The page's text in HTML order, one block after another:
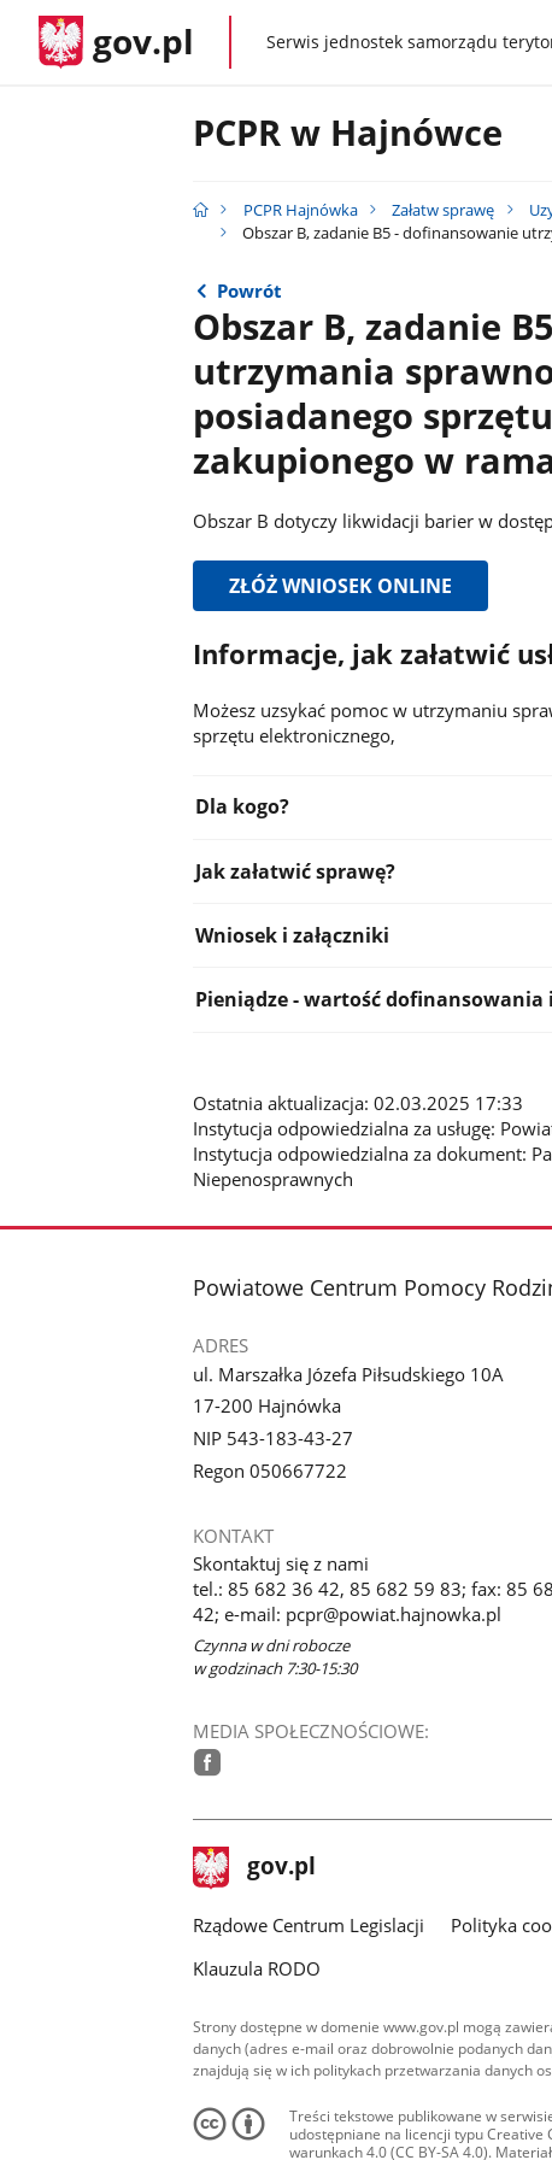
gov.pl gov.plSerwis jednostek samorządu
PCPR w Hajnówce
PCPR Hajnówka Załatw sprawę
Obszar B, zadanie B5 - dofinansowanie
Powrót
Obszar B, zadanie
utrzymania
posiadanego
zakupionego w
Obszar B dotyczy likwidacji barier w
ZŁÓŻ WNIOSEK ONLINE
Informacje, jak załatwić
Możesz uzsykać pomoc w utrzymaniu
sprzętu elektronicznego,
o
w
i
t
k
s
Dla kogo?
o
w
t
t
Jak załatwić sprawę?
o
w
e
k
s
t
Wniosek i załączniki
o
ń
t
e
k
t
Pieniądze - wartość dofinansowania
Ostatnia aktualizacja: 02.03.2025 17:33
Instytucja odpowiedzialna za usługę:
Instytucja odpowiedzialna za dokument:
Niepenosprawnych
stopka
Powiatowe Centrum Pomocy
ADRES
ul. Marszałka Józefa Piłsudskiego 10A
17-200 Hajnówka
NIP 543-183-43-27
Regon 050667722
KONTAKT
Skontaktuj się z nami
tel.: 85 682 36 42, 85 682 59 83; fax: 85
42; e-mail: pcpr@powiat.hajnowka.pl
Czynna w dni robocze
w godzinach 7:30-15:30
MEDIA SPOŁECZNOŚCIOWE:
stopka
gov.pl Strona
gov.pl
Rządowe Centrum Legislacji Polityka
Klauzula RODO
Strony dostępne w domenie www.gov.pl mogą
danych (adres e-mail oraz dobrowolnie podanych
znajdują się w ich politykach przetwarzania danych
Treści tekstowe publikowane w
udostępniane na licencji typu
warunkach 4.0 (CC BY-SA 4.0).